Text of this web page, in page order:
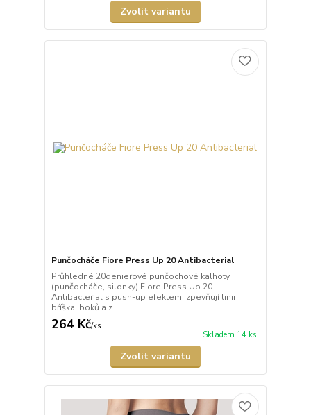
Zvolit variantu
Punčocháče Fiore Press Up 20 Antibacterial
Průhledné 20denierové punčochové kalhoty
(punčocháče, silonky) Fiore Press Up 20
Antibacterial s push-up efektem, zpevňují linii
bříška, boků a z...
264 Kč/ks
Skladem 14 ks
Zvolit variantu